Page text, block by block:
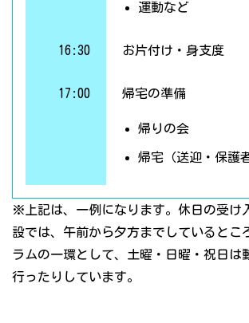
運動など
16:30 お片付け・身支度
17:00 帰宅の準備
帰りの会
帰宅（送迎・保護
※上記は、一例になります。休日の受け
設では、午前から夕方までしているとこ
ラムの一環として、土曜・日曜・祝日は
行ったりしています。